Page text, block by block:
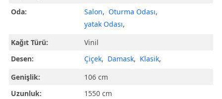
Oda:
Salon, Oturma Odası,
yatak Odası,
Kağıt Türü:
Vinil
Desen:
Çiçek, Damask, Klasik,
Genişlik:
106 cm
Uzunluk:
1550 cm